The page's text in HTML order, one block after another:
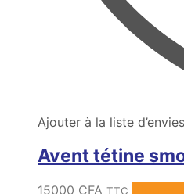
Ajouter à la liste d’envies
Avent tétine
15000 CFA TTC